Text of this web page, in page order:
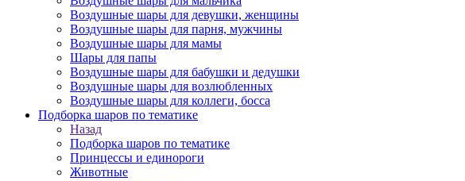
Воздушные шары для девушки, женщины
Воздушные шары для парня, мужчины
Воздушные шары для мамы
Шары для папы
Воздушные шары для бабушки и дедушки
Воздушные шары для возлюбленных
Воздушные шары для коллеги, босса
Подборка шаров по тематике
Назад
Подборка шаров по тематике
Принцессы и единороги
Животные